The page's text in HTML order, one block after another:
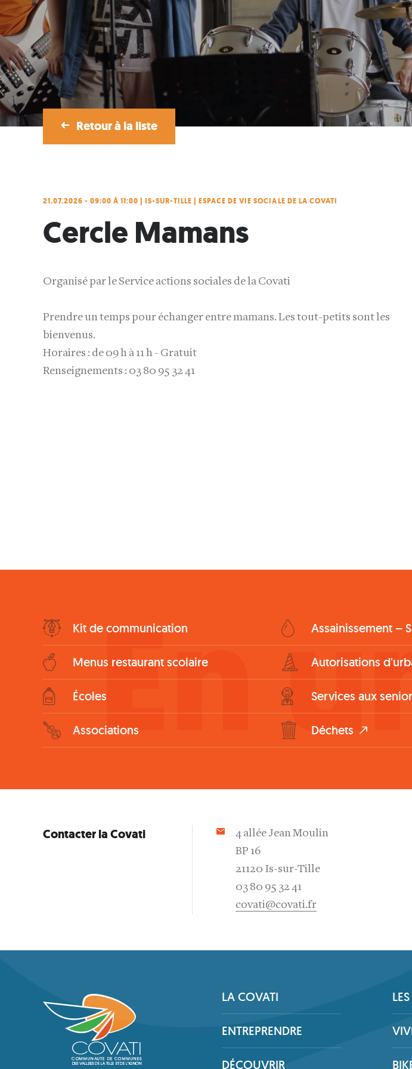
Retour à la liste
21.07.2026 - 09:00 À 11:00 | IS-SUR-TILLE | ESPACE DE VIE SOCIALE DE LA COVATI
Cercle Mamans
Organisé par le Service actions sociales de la Covati
Prendre un temps pour échanger entre mamans. Les tout-petits sont les
bienvenus.
Horaires : de 09 h à 11 h - Gratuit
Renseignements : 03 80 95 32 41
En
Menu
Kit de communication Assainissement –
Menus restaurant scolaire Autorisations
Écoles Services aux
Associations Déchets
Contacter la Covati
4 allée Jean Moulin
BP 16
21120 Is-sur-Tille
03 80 95 32 41
covati@covati.fr
LA COVATI
ENTREPRENDRE
DÉCOUVRIR